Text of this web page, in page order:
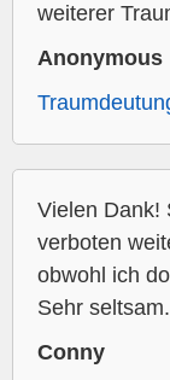
weiterer
Anonymous
Vielen Dank!
verboten
obwohl ich
Sehr seltsam.
Conny